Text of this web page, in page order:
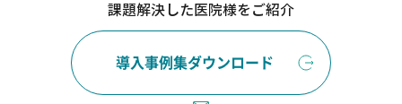
課題解決した医院様をご紹介
導入事例集ダウンロード